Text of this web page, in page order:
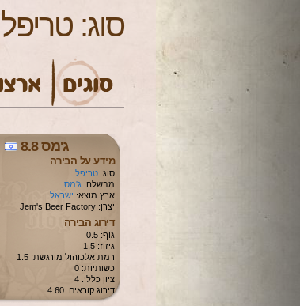
סוג: טריפל
ג'מס 8.8
מידע על הבירה
סוג: טריפל
מבשלה: ג'מס
ארץ מוצא: ישראל
יצרן: Jem's Beer Factory
דירוג הבירה
גוף: 0.5
גיזוז: 1.5
רמת אלכוהול מורגשת: 1.5
כשותיות: 0
ציון כללי: 4
דירוג קוראים: 4.60